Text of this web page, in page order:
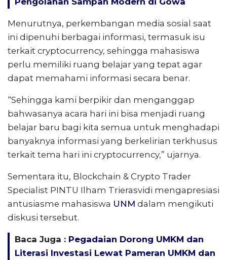
Menurutnya, perkembangan media sosial saat
ini dipenuhi berbagai informasi, termasuk isu
terkait cryptocurrency, sehingga mahasiswa
perlu memiliki ruang belajar yang tepat agar
dapat memahami informasi secara benar.
“Sehingga kami berpikir dan menganggap
bahwasanya acara hari ini bisa menjadi ruang
belajar baru bagi kita semua untuk menghadapi
banyaknya informasi yang berkelirian terkhusus
terkait tema hari ini cryptocurrency,” ujarnya.
Sementara itu, Blockchain & Crypto Trader
Specialist PINTU Ilham Trierasvidi mengapresiasi
antusiasme mahasiswa UNM dalam mengikuti
diskusi tersebut.
Baca Juga : Pegadaian Dorong UMKM dan
Literasi Investasi Lewat Pameran UMKM dan